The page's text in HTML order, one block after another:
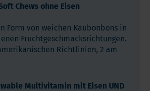
Chews ohne Eisen
Form von weichen Kaubonbons in
Fruchtgeschmacksrichtungen.
Richtlinien, 2 am
Multivitamin mit Eisen UND